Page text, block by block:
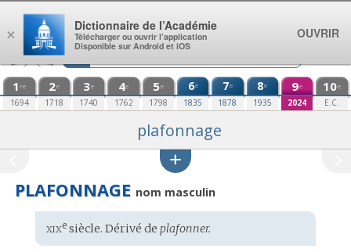
Aller au contenu
1 re
1694
2e
1718
3e
1740
4e
1762
5e
1798
6e
1835
7e
1878
8e
1935
9e
2024
10e
E.C.
plafonnage
PLAFONNAGE nom masculin
Étymologie
:
xixesiècle. Dérivé de plafonner.
×
Dictionnaire de l’Académie
Télécharger ou ouvrir l’application
Disponible sur Android et iOS
OUVRIR